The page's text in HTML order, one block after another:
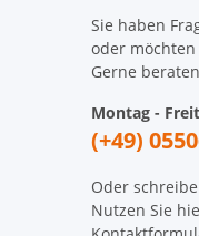
Sie haben
oder
Gerne
Montag -
(+49)
Oder
Nutzen Sie